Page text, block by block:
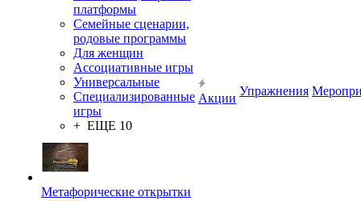
платформы
Семейные сценарии,
родовые программы
Для женщин
Ассоциативные игры
Универсальные
Специализированные
игры
+ ЕЩЕ 10
Метафорические открытки
Акции
Упражнения